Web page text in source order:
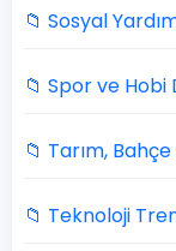
📁 Sosyal
📁 Spor ve Hobi
📁 Tarım,
📁 Teknoloji